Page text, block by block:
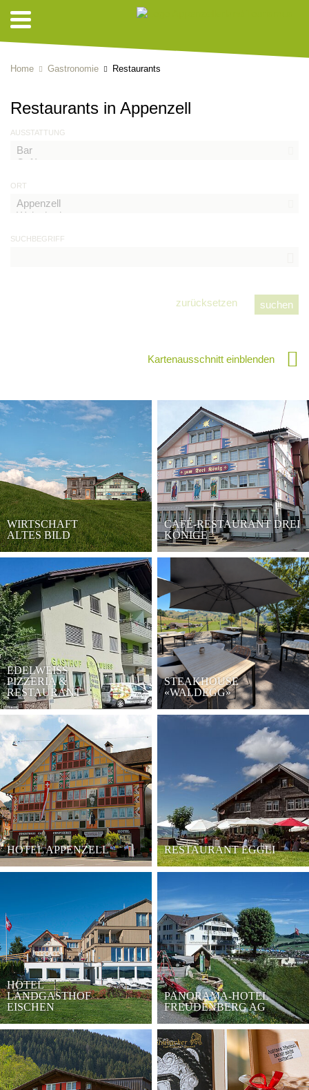
Home Gastronomie Restaurants
Restaurants in Appenzell
AUSSTATTUNG
ORT
SUCHBEGRIFF
zurücksetzen
Kartenausschnitt einblenden
WIRTSCHAFT
ALTES BILD
CAFÉ-RESTAURANT DREI
KÖNIGE
EDELWEISS
PIZZERIA &
RESTAURANT
STEAKHOUSE
«WALDEGG»
HOTEL APPENZELL RESTAURANT EGGLI
HOTEL
LANDGASTHOF
EISCHEN
PANORAMA-HOTEL
FREUDENBERG AG